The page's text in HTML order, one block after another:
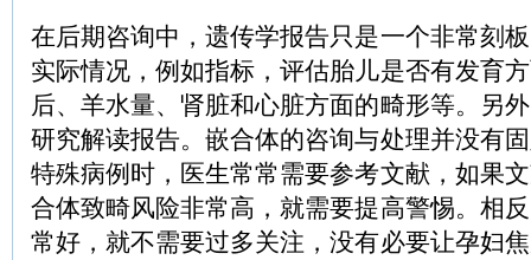
在后期咨询中，遗传学报告只是一个非常刻
实际情况，例如指标，评估胎儿是否有发育
后、羊水量、肾脏和心脏方面的畸形等。另
研究解读报告。嵌合体的咨询与处理并没有
特殊病例时，医生常常需要参考文献，如果
合体致畸风险非常高，就需要提高警惕。相
常好，就不需要过多关注，没有必要让孕妇